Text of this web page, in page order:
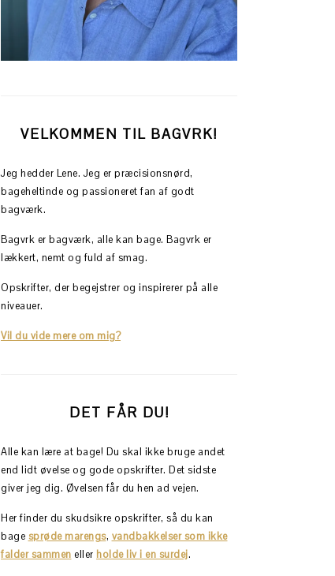
VELKOMMEN TIL BAGVRK!
Jeg hedder Lene. Jeg er præcisionsnørd,
bageheltinde og passioneret fan af godt
bagværk.
Bagvrk er bagværk, alle kan bage. Bagvrk er
lækkert, nemt og fuld af smag.
Opskrifter, der begejstrer og inspirerer på alle
niveauer.
Vil du vide mere om mig?
DET FÅR DU!
Alle kan lære at bage! Du skal ikke bruge andet
end lidt øvelse og gode opskrifter. Det sidste
giver jeg dig. Øvelsen får du hen ad vejen.
Her finder du skudsikre opskrifter, så du kan
bage sprøde marengs, vandbakkelser som ikke
falder sammen eller holde liv i en surdej.